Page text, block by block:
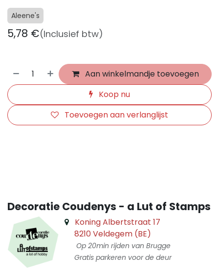
Aleene's
5,78 €(Inclusief btw)
Aan winkelmandje toevoegen
Koop nu
Toevoegen aan verlanglijst
Decoratie Coudenys - a Lut of Stamps
Koning Albertstraat 17
8210 Veldegem (BE)
Op 20min rijden van Brugge
Gratis parkeren voor de deur